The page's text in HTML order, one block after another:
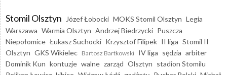
Stomil Olsztyn Józef Łobocki MOKS Stomil Olsztyn Legia
Warszawa Warmia Olsztyn Andrzej Biedrzycki Puszcza
Niepołomice Łukasz Suchocki Krzysztof Filipek II liga Stomil II
Olsztyn GKS Wikielec Bartosz Bartkowski IV liga sędzia arbiter
Dominik Kun kontuzje walne zarząd Olsztyn stadion Stomilu